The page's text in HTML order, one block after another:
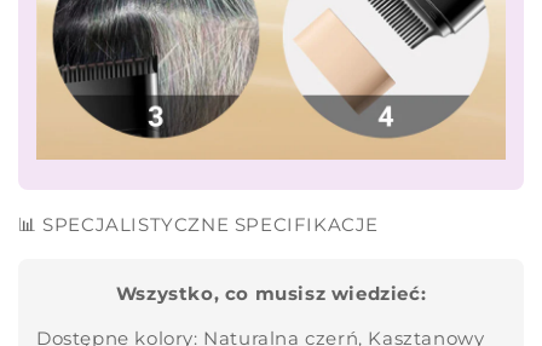
📊 SPECJALISTYCZNE SPECIFIKACJE
Wszystko, co musisz wiedzieć:
Dostępne kolory: Naturalna czerń, Kasztanowy